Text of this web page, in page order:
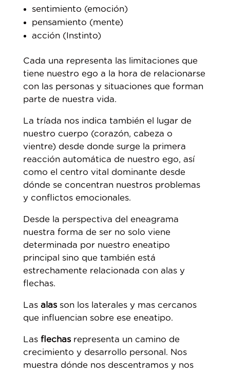
sentimiento (emoción)
pensamiento (mente)
acción (Instinto)
Cada una representa las limitaciones que
tiene nuestro ego a la hora de relacionarse
con las personas y situaciones que forman
parte de nuestra vida.
La tríada nos indica también el lugar de
nuestro cuerpo (corazón, cabeza o
vientre) desde donde surge la primera
reacción automática de nuestro ego, así
como el centro vital dominante desde
dónde se concentran nuestros problemas
y conflictos emocionales.
Desde la perspectiva del eneagrama
nuestra forma de ser no solo viene
determinada por nuestro eneatipo
principal sino que también está
estrechamente relacionada con alas y
flechas.
Las alasson los laterales y mas cercanos
que influencian sobre ese eneatipo.
Las flechasrepresenta un camino de
crecimiento y desarrollo personal. Nos
muestra dónde nos descentramos y nos